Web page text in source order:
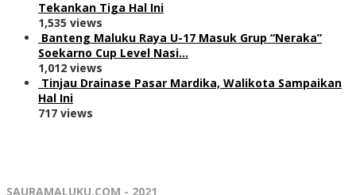
Tekankan Tiga Hal Ini
1,535 views
Banteng Maluku Raya U-17 Masuk Grup “Neraka”
Soekarno Cup Level Nasi…
1,012 views
Tinjau Drainase Pasar Mardika, Walikota Sampaikan
Hal Ini
717 views
SAURAMALUKU.COM - 2021